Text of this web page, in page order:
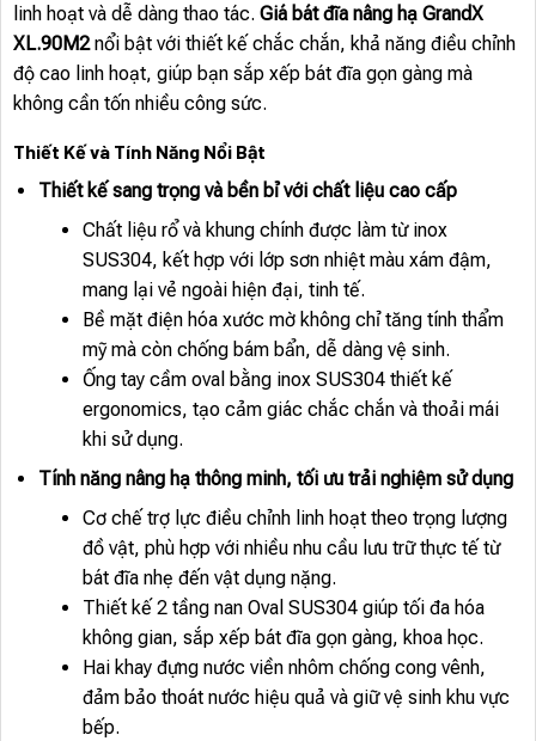
linh hoạt và dễ dàng thao tác. Giá bát đĩa nâng hạ GrandX
XL.90M2nổi bật với thiết kế chắc chắn, khả năng điều chỉnh
độ cao linh hoạt, giúp bạn sắp xếp bát đĩa gọn gàng mà
không cần tốn nhiều công sức.
Thiết Kế và Tính Năng Nổi Bật
Thiết kế sang trọng và bền bỉ với chất liệu cao cấp
Chất liệu rổ và khung chính được làm từ inox
SUS304, kết hợp với lớp sơn nhiệt màu xám đậm,
mang lại vẻ ngoài hiện đại, tinh tế.
Bề mặt điện hóa xước mờ không chỉ tăng tính thẩm
mỹ mà còn chống bám bẩn, dễ dàng vệ sinh.
Ống tay cầm oval bằng inox SUS304 thiết kế
ergonomics, tạo cảm giác chắc chắn và thoải mái
khi sử dụng.
Tính năng nâng hạ thông minh, tối ưu trải nghiệm sử dụng
Cơ chế trợ lực điều chỉnh linh hoạt theo trọng lượng
đồ vật, phù hợp với nhiều nhu cầu lưu trữ thực tế từ
bát đĩa nhẹ đến vật dụng nặng.
Thiết kế 2 tầng nan Oval SUS304 giúp tối đa hóa
không gian, sắp xếp bát đĩa gọn gàng, khoa học.
Hai khay đựng nước viền nhôm chống cong vênh,
đảm bảo thoát nước hiệu quả và giữ vệ sinh khu vực
bếp.